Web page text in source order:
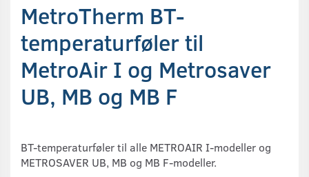
MetroTherm BT-
temperaturføler til
MetroAir I og Metrosaver
UB, MB og MB F
BT-temperaturføler til alle METROAIR I-modeller og
METROSAVER UB, MB og MB F-modeller.